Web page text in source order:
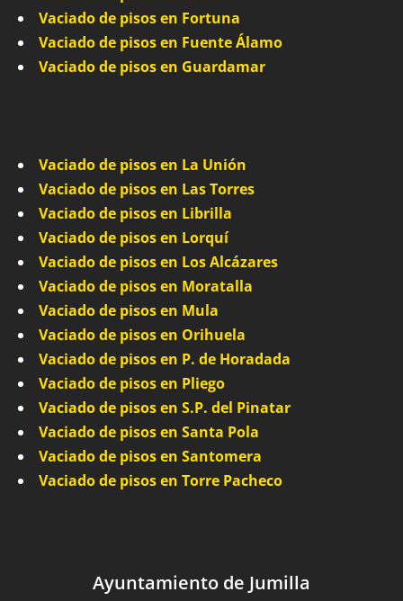
Vaciado de pisos en Fortuna
Vaciado de pisos en Fuente Álamo
Vaciado de pisos en Guardamar
Vaciado de pisos en La Unión
Vaciado de pisos en Las Torres
Vaciado de pisos en Librilla
Vaciado de pisos en Lorquí
Vaciado de pisos en Los Alcázares
Vaciado de pisos en Moratalla
Vaciado de pisos en Mula
Vaciado de pisos en Orihuela
Vaciado de pisos en P. de Horadada
Vaciado de pisos en Pliego
Vaciado de pisos en S.P. del Pinatar
Vaciado de pisos en Santa Pola
Vaciado de pisos en Santomera
Vaciado de pisos en Torre Pacheco
Ayuntamiento de Jumilla